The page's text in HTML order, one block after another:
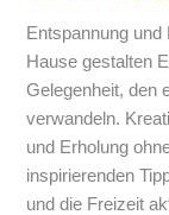
Entspannung
Hause gestalten
Gelegenheit, den
verwandeln.
und Erholung
inspirierenden
und die Freizeit